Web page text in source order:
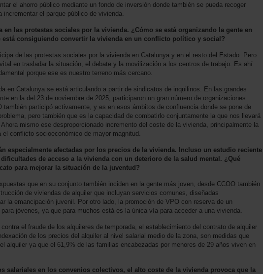
el ahorro público mediante un fondo de inversión donde también se pueda recoger
incrementar el parque público de vivienda.
en las protestas sociales por la vivienda. ¿Cómo se está organizando la gente en
está consiguiendo convertir la vivienda en un conflicto político y social?
de las protestas sociales por la vivienda en Catalunya y en el resto del Estado. Pero
en trasladar la situación, el debate y la movilización a los centros de trabajo. Es ahí
porque ese es nuestro terreno más cercano.
en Catalunya se está articulando a partir de sindicatos de inquilinos. En las grandes
en la del 23 de noviembre de 2025, participaron un gran número de organizaciones
también participó activamente, y es en esos ámbitos de confluencia donde se pone de
pero también que es la capacidad de combatirlo conjuntamente la que nos llevará
mismo ese desproporcionado incremento del coste de la vivienda, principalmente la
el conflicto socioeconómico de mayor magnitud.
especialmente afectadas por los precios de la vivienda. Incluso un estudio reciente
de acceso a la vivienda con un deterioro de la salud mental. ¿Qué
para mejorar la situación de la juventud?
que en su conjunto también inciden en la gente más joven, desde CCOO también
de viviendas de alquiler que incluyan servicios comunes, diseñadas
la emancipación juvenil. Por otro lado, la promoción de VPO con reserva de un
jóvenes, ya que para muchos está es la única vía para acceder a una vivienda.
el fraude de los alquileres de temporada, el establecimiento del contrato de alquiler
de los precios del alquiler al nivel salarial medio de la zona, son medidas que
alquiler ya que el 61,9% de las familias encabezadas por menores de 29 años viven en
salariales en los convenios colectivos, el alto coste de la vivienda provoca que la